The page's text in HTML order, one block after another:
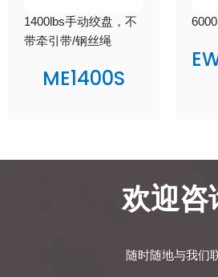
1400lbs手动绞盘，不
带牵引带/钢丝绳
ME1400S
欢迎咨
随时随地与我们